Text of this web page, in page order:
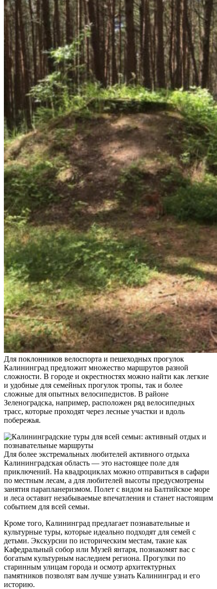
Для поклонников велоспорта и пешеходных прогулок
Калининград предложит множество маршрутов разной
сложности. В городе и окрестностях можно найти как легкие
и удобные для семейных прогулок тропы, так и более
сложные для опытных велосипедистов. В районе
Зеленоградска, например, расположен ряд велосипедных
трасс, которые проходят через лесные участки и вдоль
побережья.
Для более экстремальных любителей активного отдыха
Калининградская область — это настоящее поле для
приключений. На квадроциклах можно отправиться в сафари
по местным лесам, а для любителей высоты предусмотрены
занятия парапланеризмом. Полет с видом на Балтийское море
и леса оставит незабываемые впечатления и станет настоящим
событием для всей семьи.
Кроме того, Калининград предлагает познавательные и
культурные туры, которые идеально подходят для семей с
детьми. Экскурсии по историческим местам, такие как
Кафедральный собор или Музей янтаря, познакомят вас с
богатым культурным наследием региона. Прогулки по
старинным улицам города и осмотр архитектурных
памятников позволят вам лучше узнать Калининград и его
историю.